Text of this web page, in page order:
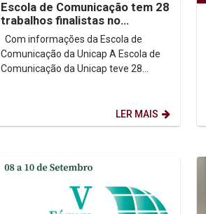
Escola de Comunicação tem 28
trabalhos finalistas no
Expocom
Comunicação da Unicap A Escola de
Comunicação da Unicap teve 28
LER MAIS